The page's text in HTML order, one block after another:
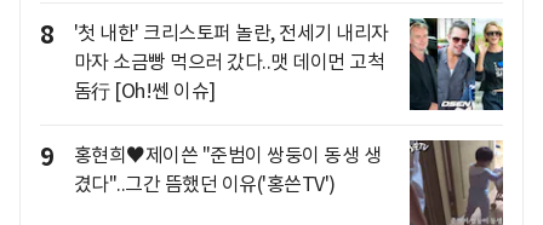
8
'첫 내한' 크리스토퍼 놀란, 전세기 내리자
마자 소금빵 먹으러 갔다..맷 데이먼 고척
돔行 [Oh!쎈 이슈]
9
홍현희♥제이쓴 "준범이 쌍둥이 동생 생
겼다"..그간 뜸했던 이유('홍쓴TV')